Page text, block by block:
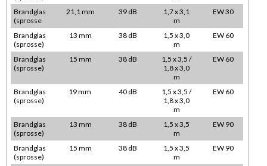
Brandglas
(sprosse
21,1 mm 39 dB
1,7 x 3,1
m
EW 30
Brandglas
(sprosse)
13 mm 38 dB
1,5 x 3,0
m
EW 60
Brandglas
(sprosse)
15 mm 38 dB
1,5 x 3,5 /
1,8 x 3,0
m
EW 60
Brandglas
(sprosse)
19 mm 40 dB
1,5 x 3,5 /
1,8 x 3,0
m
EW 60
Brandglas
(sprosse)
13 mm 38 dB
1,5 x 3,5
m
EW 90
Brandglas
(sprosse)
15 mm 38 dB
1,5 x 3,5
m
EW 90